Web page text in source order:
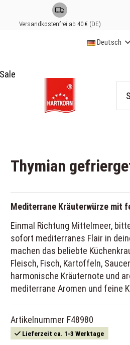
Versandkostenfrei ab 40 € (DE)
Deutsch
Sale
Thymian
Mediterrane Kräuterwürze mit
Einmal Richtung Mittelmeer,
sofort mediterranes Flair in
machen das beliebte
Fleisch, Fisch, Kartoffeln,
harmonische Kräuternote und
mediterrane Aromen und feine
Artikelnummer F48980
Lieferzeit ca. 1-3 Werktage